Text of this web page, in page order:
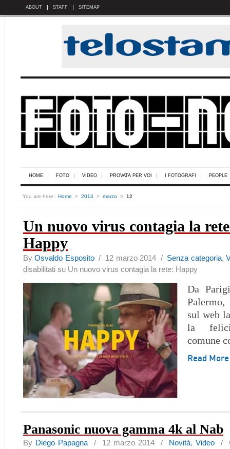
ABOUT STAFF SITEMAP
HOME FOTO VIDEO PROVATA PER VOI I FOTOGRAFI PEOPLE
You are here: Home > 2014 > marzo > 12
Un nuovo virus contagia la
Happy
ByOsvaldo Esposito/ 12 marzo 2014 / Senza categoria,
disabilitati su Un nuovo virus contagia la rete: Happy
Da
sul web
la
comune
Read
Panasonic nuova gamma 4k al Nab
By Diego Papagna / 12 marzo 2014 / Novità, Video /